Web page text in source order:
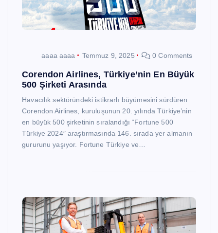
aaaa aaaa Temmuz 9, 2025 0 Comments
Corendon Airlines, Türkiye’nin En Büyük
500 Şirketi Arasında
Havacılık sektöründeki istikrarlı büyümesini sürdüren
Corendon Airlines, kuruluşunun 20. yılında Türkiye’nin
en büyük 500 şirketinin sıralandığı “Fortune 500
Türkiye 2024″ araştırmasında 146. sırada yer almanın
gururunu yaşıyor. Fortune Türkiye ve…